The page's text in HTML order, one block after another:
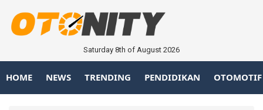
Saturday 8th of August 2026
HOME NEWS TRENDING PENDIDIKAN OTOMOTIF